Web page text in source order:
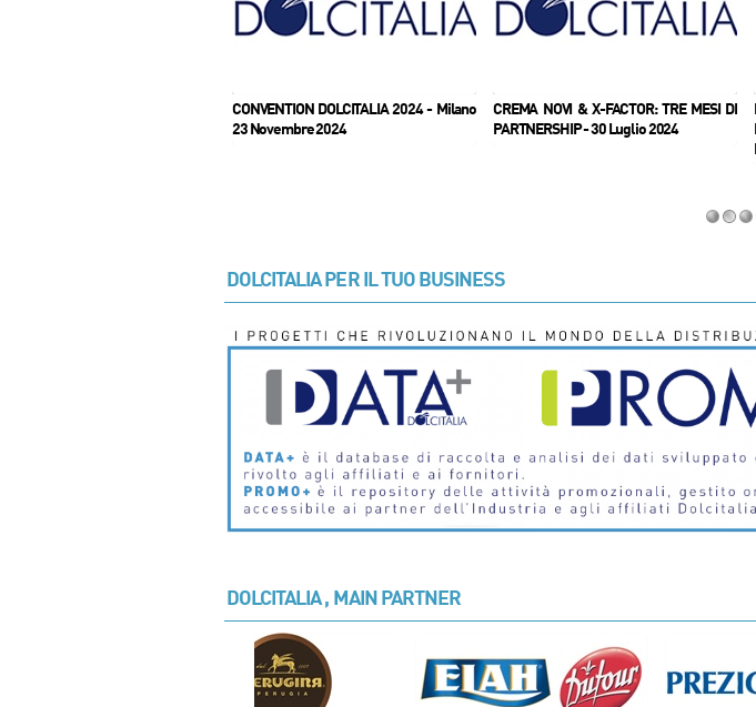
CONVENTION DOLCITALIA 2024 - Milano
23 Novembre 2024
CREMA NOVI & X-FACTOR: TRE MESI DI
PARTNERSHIP - 30 Luglio 2024
DOLCITALIA PER IL TUO BUSINESS
DOLCITALIA , MAIN PARTNER